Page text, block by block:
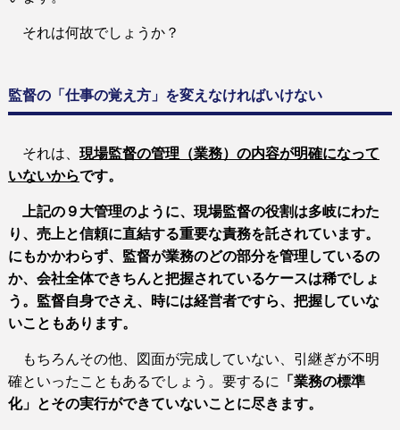
それは何故でしょうか？
監督の「仕事の覚え方」を変えなければいけない
それは、 現場監督の管理（業務）の内容が明確になって
いないからです。
上記の９大管理のように、現場監督の役割は多岐にわた
り、売上と信頼に直結する重要な責務を託されています。
にもかかわらず、監督が業務のどの部分を管理しているの
か、会社全体できちんと把握されているケースは稀でしょ
う。監督自身でさえ、時には経営者ですら、把握していな
いこともあります。
もちろんその他、図面が完成していない、引継ぎが不明
確といったこともあるでしょう。 要するに
「業務の標準
化」とその実行ができていないことに尽きます。